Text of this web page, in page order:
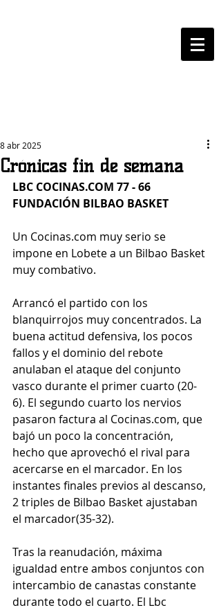
Crónicas fin de semana
8 abr 2025
LBC COCINAS.COM 77 - 66
FUNDACIÓN BILBAO BASKET
Un Cocinas.com muy serio se
impone en Lobete a un Bilbao Basket
muy combativo.
Arrancó el partido con los
blanquirrojos muy concentrados. La
buena actitud defensiva, los pocos
fallos y el dominio del rebote
anulaban el ataque del conjunto
vasco durante el primer cuarto (20-
6). El segundo cuarto los nervios
pasaron factura al Cocinas.com, que
bajó un poco la concentración,
hecho que aprovechó el rival para
acercarse en el marcador. En los
instantes finales previos al descanso,
2 triples de Bilbao Basket ajustaban
el marcador(35-32).
Tras la reanudación, máxima
igualdad entre ambos conjuntos con
intercambio de canastas constante
durante todo el cuarto. El Lbc